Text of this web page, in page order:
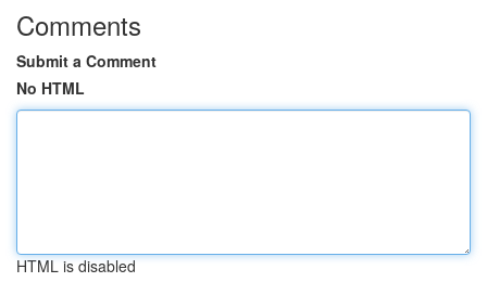
Comments
Submit a Comment
No HTML
HTML is disabled